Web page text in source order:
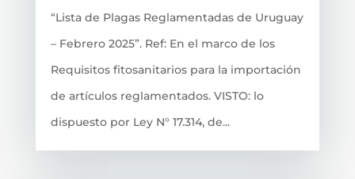
“Lista de Plagas Reglamentadas de Uruguay
– Febrero 2025”. Ref: En el marco de los
Requisitos fitosanitarios para la importación
de artículos reglamentados. VISTO: lo
dispuesto por Ley N° 17.314, de...